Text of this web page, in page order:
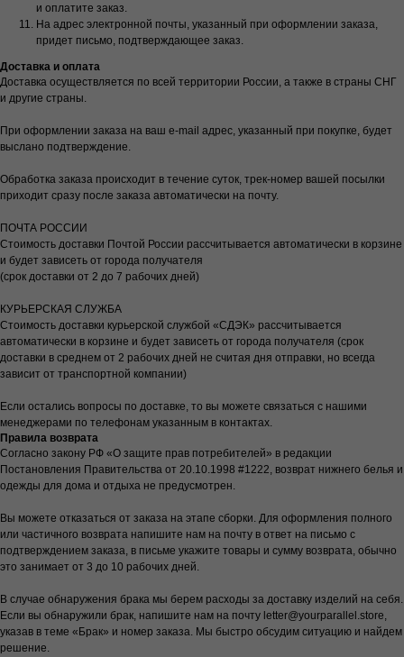
и оплатите заказ.
На адрес электронной почты, указанный при оформлении заказа,
придет письмо, подтверждающее заказ.
Доставка и оплата
Доставка осуществляется по всей территории России, а также в страны СНГ
и другие страны.
При оформлении заказа на ваш e-mail адрес, указанный при покупке, будет
выслано подтверждение.
Обработка заказа происходит в течение суток, трек-номер вашей посылки
приходит сразу после заказа автоматически на почту.
ПОЧТА РОССИИ
Стоимость доставки Почтой России рассчитывается автоматически в корзине
и будет зависеть от города получателя
(срок доставки от 2 до 7 рабочих дней)
КУРЬЕРСКАЯ СЛУЖБА
Стоимость доставки курьерской службой «СДЭК» рассчитывается
автоматически в корзине и будет зависеть от города получателя (срок
доставки в среднем от 2 рабочих дней не считая дня отправки, но всегда
зависит от транспортной компании)
Если остались вопросы по доставке, то вы можете связаться с нашими
менеджерами по телефонам указанным в контактах.
Правила возврата
Согласно закону РФ «О защите прав потребителей» в редакции
Постановления Правительства от 20.10.1998 #1222, возврат нижнего белья и
одежды для дома и отдыха не предусмотрен.
Вы можете отказаться от заказа на этапе сборки. Для оформления полного
или частичного возврата напишите нам на почту в ответ на письмо с
подтверждением заказа, в письме укажите товары и сумму возврата, обычно
это занимает от 3 до 10 рабочих дней.
В случае обнаружения брака мы берем расходы за доставку изделий на себя.
Если вы обнаружили брак, напишите нам на почту letter@yourparallel.store,
указав в теме «Брак» и номер заказа. Мы быстро обсудим ситуацию и найдем
решение.